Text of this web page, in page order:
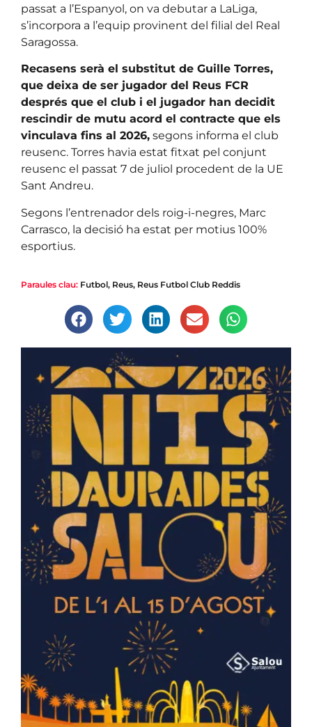
passat a l’Espanyol, on va debutar a LaLiga,
s’incorpora a l’equip provinent del filial del Real
Saragossa.
Recasens serà el substitut de Guille Torres,
que deixa de ser jugador del Reus FCR
després que el club i el jugador han decidit
rescindir de mutu acord el contracte que els
vinculava fins al 2026, segons informa el club
reusenc. Torres havia estat fitxat pel conjunt
reusenc el passat 7 de juliol procedent de la UE
Sant Andreu.
Segons l’entrenador dels roig-i-negres, Marc
Carrasco, la decisió ha estat per motius 100%
esportius.
Paraules clau: Futbol, Reus, Reus Futbol Club Reddis